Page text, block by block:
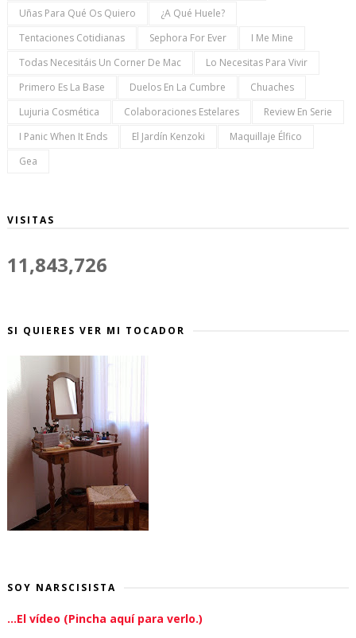
Uñas Para Qué Os Quiero
¿a Qué Huele?
Tentaciones Cotidianas
Sephora For Ever
I Me Mine
Todas Necesitáis Un Corner De Mac
Lo Necesitas Para Vivir
Primero Es La Base
Duelos En La Cumbre
Chuaches
Lujuria Cosmética
Colaboraciones Estelares
Review En Serie
I Panic When It Ends
El Jardín Kenzoki
Maquillaje Élfico
Gea
VISITAS
11,843,726
SI QUIERES VER MI TOCADOR
SOY NARSCISISTA
...El vídeo (Pincha aquí para verlo.)